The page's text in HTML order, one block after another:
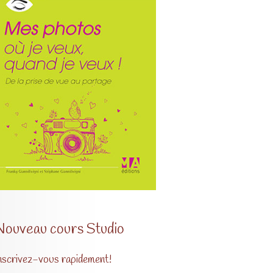
cours Studio
vous rapidement!